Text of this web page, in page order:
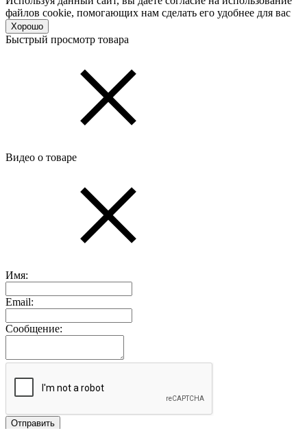
файлов cookie, помогающих нам сделать его удобнее для вас
Хорошо
Быстрый просмотр товара
Видео о товаре
Имя:
Email:
Сообщение: